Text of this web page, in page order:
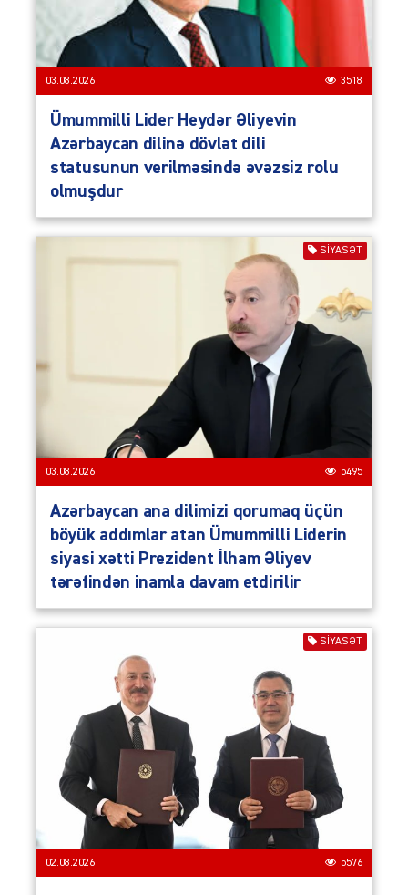
03.08.2026 3518
Ümummilli Lider Heydər Əliyevin
Azərbaycan dilinə dövlət dili
statusunun verilməsində əvəzsiz rolu
olmuşdur
SIYASƏT
03.08.2026 5495
Azərbaycan ana dilimizi qorumaq üçün
böyük addımlar atan Ümummilli Liderin
siyasi xətti Prezident İlham Əliyev
tərəfindən inamla davam etdirilir
SIYASƏT
02.08.2026 5576